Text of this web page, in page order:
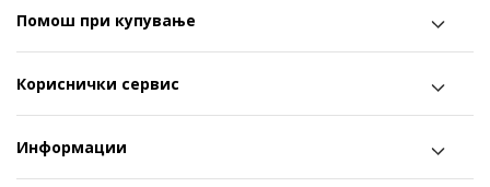
Помош при купување
Кориснички сервис
Информации